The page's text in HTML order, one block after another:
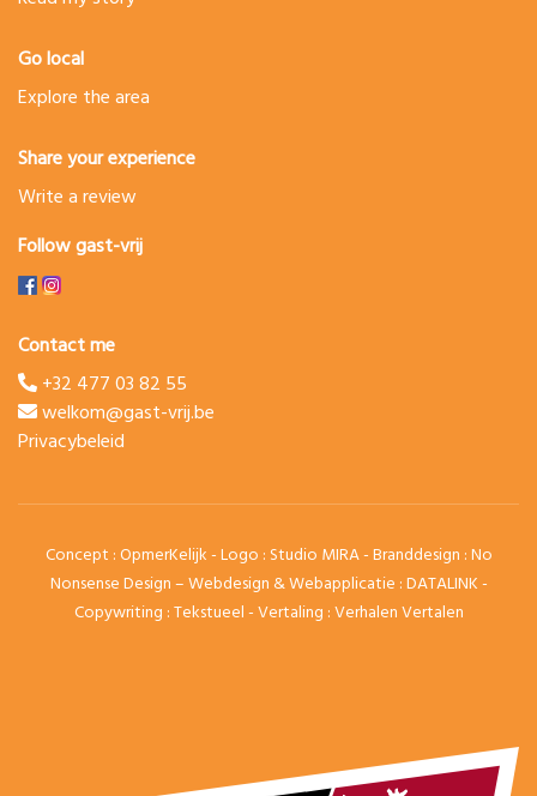
Go local
Explore the area
Share your experience
Write a review
Follow gast-vrij
Contact me
+32 477 03 82 55
welkom@gast-vrij.be
Privacybeleid
Concept :OpmerKelijk- Logo : Studio MIRA- Branddesign :No
Nonsense Design– Webdesign & Webapplicatie :DATALINK-
Copywriting :Tekstueel- Vertaling :Verhalen Vertalen